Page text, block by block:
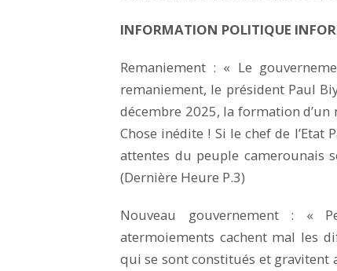
INFORMATION POLITIQUE
Remaniement : « Le
remaniement, le président Paul
décembre 2025, la formation
Chose inédite ! Si le chef de
attentes du peuple camerounais
(Dernière Heure P.3)
Nouveau gouvernement : «
atermoiements cachent mal les
qui se sont constitués et gravitent